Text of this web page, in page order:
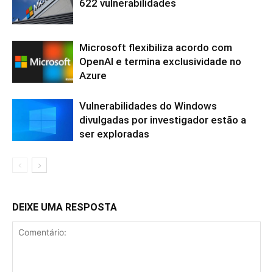
622 vulnerabilidades
Microsoft flexibiliza acordo com
OpenAI e termina exclusividade no
Azure
Vulnerabilidades do Windows
divulgadas por investigador estão a
ser exploradas
DEIXE UMA RESPOSTA